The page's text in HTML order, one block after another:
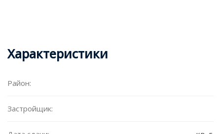
Характеристики
Район:
Застройщик: